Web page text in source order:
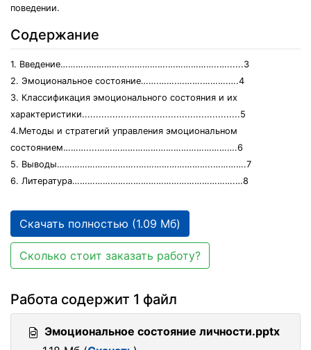
поведении.
Содержание
1. Введение………..………………………….………………..…......3
2. Эмоциональное состояние…….…….……….……….….4
3. Классификация эмоционального состояния и их
характеристики.........................................................5
4.Методы и стратегий управления эмоциональном
состоянием………....……………………………………………….6
5. Выводы…………………………..………………………..………….7
6. Литература……………………………………………………….…8
Скачать полностью (1.09 Мб)
Сколько стоит заказать работу?
Работа содержит 1 файл
Эмоциональное состояние личности.pptx